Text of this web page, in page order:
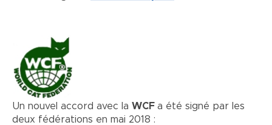
Un nouvel accord avec la WCF a été signé par les
deux fédérations en mai 2018 :